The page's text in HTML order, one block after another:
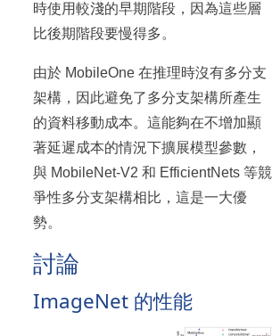
時使用較淺的早期階段，因為這些層
比後期階段要慢得多。
由於 MobileOne 在推理時沒有多分支
架構，因此避免了多分支架構所產生
的資料移動成本。這能夠在不增加顯
著延遲成本的情況下擴展模型參數，
與 MobileNet-V2 和 EfficientNets 等競
爭性多分支架構相比，這是一大優
勢。
討論
ImageNet 的性能